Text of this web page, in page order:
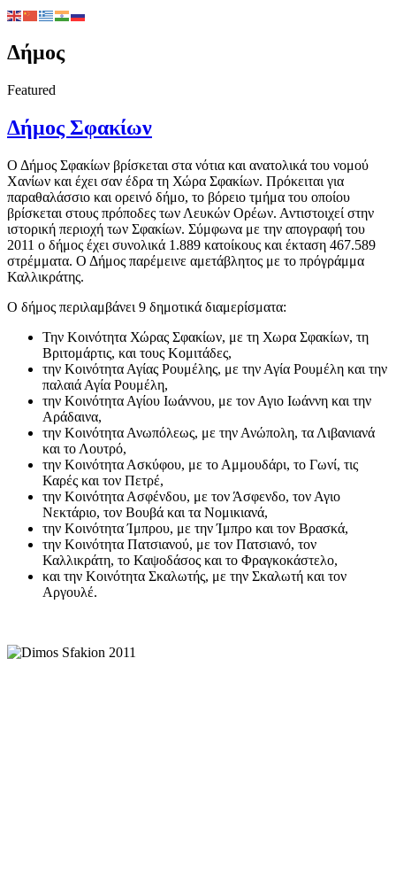
Δήμος
Featured
Δήμος Σφακίων
Ο Δήμος Σφακίων βρίσκεται στα νότια και ανατολικά του νομού
Χανίων και έχει σαν έδρα τη Χώρα Σφακίων. Πρόκειται για
παραθαλάσσιο και ορεινό δήμο, το βόρειο τμήμα του οποίου
βρίσκεται στους πρόποδες των Λευκών Ορέων. Αντιστοιχεί στην
ιστορική περιοχή των Σφακίων. Σύμφωνα με την απογραφή του
2011 ο δήμος έχει συνολικά 1.889 κατοίκους και έκταση 467.589
στρέμματα. Ο Δήμος παρέμεινε αμετάβλητος με το πρόγράμμα
Καλλικράτης.
Ο δήμος περιλαμβάνει 9 δημοτικά διαμερίσματα:
Την Κοινότητα Χώρας Σφακίων, με τη Χωρα Σφακίων, τη
Βριτομάρτις, και τους Κομιτάδες,
την Κοινότητα Αγίας Ρουμέλης, με την Αγία Ρουμέλη και την
παλαιά Αγία Ρουμέλη,
την Κοινότητα Αγίου Ιωάννου, με τον Αγιο Ιωάννη και την
Αράδαινα,
την Κοινότητα Ανωπόλεως, με την Ανώπολη, τα Λιβανιανά
και το Λουτρό,
την Κοινότητα Ασκύφου, με το Αμμουδάρι, το Γωνί, τις
Καρές και τον Πετρέ,
την Κοινότητα Ασφένδου, με τον Άσφενδο, τον Αγιο
Νεκτάριο, τον Βουβά και τα Νομικιανά,
την Κοινότητα Ίμπρου, με την Ίμπρο και τον Βρασκά,
την Κοινότητα Πατσιανού, με τον Πατσιανό, τον
Καλλικράτη, το Καψοδάσος και το Φραγκοκάστελο,
και την Κοινότητα Σκαλωτής, με την Σκαλωτή και τον
Αργουλέ.